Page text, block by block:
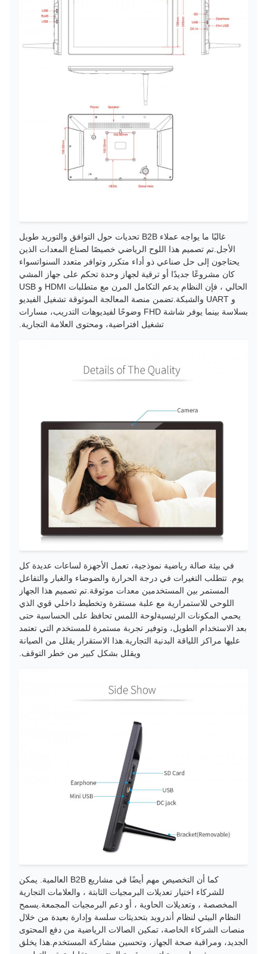
غالبًا ما يواجه عملاء B2B تحديات حول التوافق والتوريد طويل
الأجل.تم تصميم هذا اللوح الرياضي خصيصًا لصناع المعدات الذين
يحتاجون إلى حل صناعي ذو أداء متكرر وتوافر متعدد السنواتسواء
كان مشروعًا جديدًا أو ترقية لجهاز وحدة تحكم على جهاز المشي
الحالي ، فإن النظام يدعم التكامل المرن مع متطلبات HDMI و USB
و UART والشبكة.تضمن منصة المعالجة الموثوقة تشغيل الفيديو
بسلاسة بينما يوفر شاشة FHD وضوحًا لفيديوهات التدريب، مسارات
تشغيل افتراضية، ومحتوى العلامة التجارية.
في بيئة صالة رياضية نموذجية، تعمل الأجهزة لساعات عديدة كل
يوم. تتطلب التغيرات في درجة الحرارة والضوضاء والغبار والتفاعل
المستمر بين المستخدمين معدات موثوقة.تم تصميم هذا الجهاز
اللوحي للاستمرارية مع علبة مستقرة وتخطيط داخلي قوي الذي
يحمي المكونات الرئيسيةلوحة اللمس تحافظ على الحساسية حتى
بعد الاستخدام الطويل، وتوفير تجربة مستمرة للمستخدم التي تعتمد
عليها مراكز اللياقة البدنية التجارية.هذا الاستقرار يقلل من الصيانة
ويقلل بشكل كبير من خطر التوقف.
كما أن التخصيص مهم أيضًا في مشاريع B2B العالمية. يمكن
للشركاء اختيار تعديلات البرمجيات الثابتة ، والعلامات التجارية
المخصصة ، وتعديلات الحاوية ، أو دعم البرمجيات المجمعة.يسمح
النظام البيئي لنظام أندرويد بتحديثات سلسة وإدارة بعيدة من خلال
منصات الشركاء الخاصة، تمكين الصالات الرياضية من دفع المحتوى
الجديد، ومراقبة صحة الجهاز، وتحسين مشاركة المستخدم.هذا يخلق